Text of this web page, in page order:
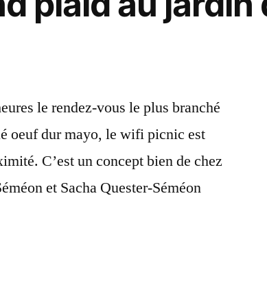
le rendez-vous le plus branché
oeuf dur mayo, le wifi picnic est
C’est un concept bien de chez
et Sacha Quester-Séméon